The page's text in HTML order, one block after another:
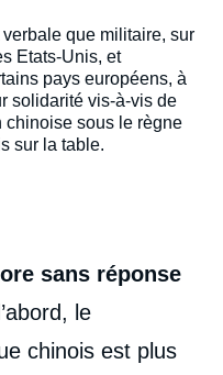
verbale que militaire, sur
Etats-Unis, et
pays européens, à
solidarité vis-à-vis de
chinoise sous le règne
sur la table.
sans réponse
le
chinois est plus